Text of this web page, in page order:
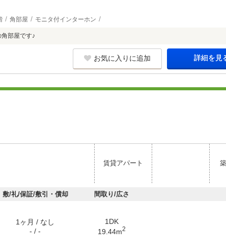
角部屋 モニタ付インターホン
部屋です♪
お気に入りに追加 詳細を見
賃貸アパート
敷/礼/保証/敷引・償却 間取り/広さ
1ヶ月 / なし
- / -
1DK
19.44m2